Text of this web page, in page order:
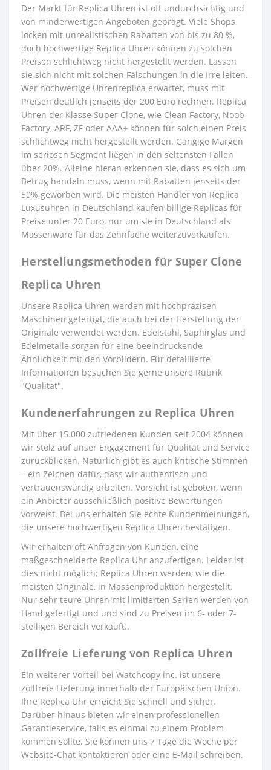
Der Markt für Replica Uhren ist oft undurchsichtig und
von minderwertigen Angeboten geprägt. Viele Shops
locken mit unrealistischen Rabatten von bis zu 80 %,
doch hochwertige Replica Uhren können zu solchen
Preisen schlichtweg nicht hergestellt werden. Lassen
sie sich nicht mit solchen Fälschungen in die Irre leiten.
Wer hochwertige Uhrenreplica erwartet, muss mit
Preisen deutlich jenseits der 200 Euro rechnen. Replica
Uhren der Klasse Super Clone, wie Clean Factory, Noob
Factory, ARF, ZF oder AAA+ können für solch einen Preis
schlichtweg nicht hergestellt werden. Gängige Margen
im seriösen Segment liegen in den seltensten Fällen
über 20%. Alleine hieran erkennen sie, dass es sich um
Betrug handeln muss, wenn mit Rabatten jenseits der
50% geworben wird. Die meisten Händler von Replica
Luxusuhren in Deutschland kaufen billige Replicas für
Preise unter 20 Euro, nur um sie in Deutschland als
Massenware für das Zehnfache weiterzuverkaufen.
Herstellungsmethoden für Super Clone
Replica Uhren
Unsere Replica Uhren werden mit hochpräzisen
Maschinen gefertigt, die auch bei der Herstellung der
Originale verwendet werden. Edelstahl, Saphirglas und
Edelmetalle sorgen für eine beeindruckende
Ähnlichkeit mit den Vorbildern. Für detaillierte
Informationen besuchen Sie gerne unsere Rubrik
"Qualität".
Kundenerfahrungen zu Replica Uhren
Mit über 15.000 zufriedenen Kunden seit 2004 können
wir stolz auf unser Engagement für Qualität und Service
zurückblicken. Natürlich gibt es auch kritische Stimmen
– ein Zeichen dafür, dass wir authentisch und
vertrauenswürdig arbeiten. Vorsicht ist geboten, wenn
ein Anbieter ausschließlich positive Bewertungen
vorweist. Bei uns erhalten Sie echte Kundenmeinungen,
die unsere hochwertigen Replica Uhren bestätigen.
Wir erhalten oft Anfragen von Kunden, eine
maßgeschneiderte Replica Uhr anzufertigen. Leider ist
dies nicht möglich; Replica Uhren werden, wie die
meisten Originale, in Massenproduktion hergestellt.
Nur sehr teure Uhren mit limitierten Serien werden von
Hand gefertigt und und sind zu Preisen im 6- oder 7-
stelligen Bereich verkauft..
Zollfreie Lieferung von Replica Uhren
Ein weiterer Vorteil bei Watchcopy inc. ist unsere
zollfreie Lieferung innerhalb der Europäischen Union.
Ihre Replica Uhr erreicht Sie schnell und sicher.
Darüber hinaus bieten wir einen professionellen
Garantieservice, falls es einmal zu einem Problem
kommen sollte. Sie können uns 7 Tage die Woche per
Website-Chat kontaktieren oder eine E-Mail schreiben.